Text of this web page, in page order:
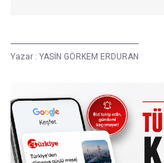
Yazar : YASİN GÖRKEM ERDURAN